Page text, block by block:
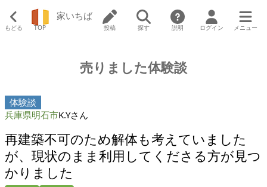
もどる TOP
家いちば
投稿 探す 説明 ログイン メニュー
売りました体験談
体験談
兵庫県明石市K.Yさん
再建築不可のため解体も考えていました
が、現状のまま利用してくださる方が見つ
かりました